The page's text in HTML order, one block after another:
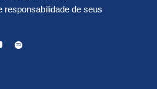
responsabilidade de seus